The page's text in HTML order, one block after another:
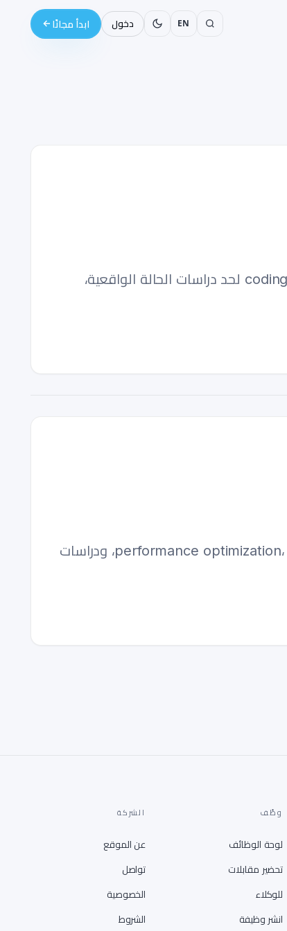
EN دخول ابدأ مجانًا
اضمن تفوقك في إنترفيو الـ deep learning الجاي مع الدليل الشامل ده لسنة 2026 — من النظرية والـ coding لحد دراسات الحالة الواقعية،
دليل عملي كامل للتفوق في مقابلات CSS — من المفاهيم الأساسية والأسئلة الصعبة إلى performance optimization، debugging، ودراسات
وظّف
لوحة الوظائف
تحضير مقابلات
للوكلاء
انشر وظيفة
الشركة
عن الموقع
تواصل
الخصوصية
الشروط